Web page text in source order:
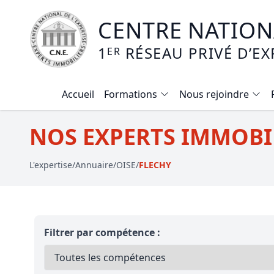
CENTRE
1 ER RÉSEAU PRIVÉ
Accueil
Formations
Formation expertise immobilière /
Expertise local commercial
Mise en copropriété
Expertise terrains agricoles,
Nous rejoindre
NOS EXPERTS
L'expertise/Annuaire/OISE/FLECHY
Filtrer par compétence :